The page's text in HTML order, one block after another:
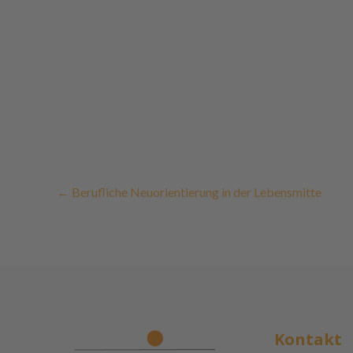
← Berufliche Neuorientierung in der Lebensmitte
Kontakt